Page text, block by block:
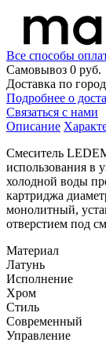
Все способы
Самовывоз 0 руб.
Доставка по
Подробнее о
Связаться с нами
Описание
Смеситель
использования в
холодной воды
картриджа
монолитный,
отверстием под
Материал
Латунь
Исполнение
Хром
Стиль
Современный
Управление